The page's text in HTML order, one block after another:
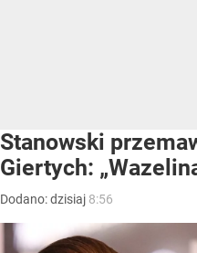
Stanowski
Giertych:
Dodano:dzisiaj 8:56